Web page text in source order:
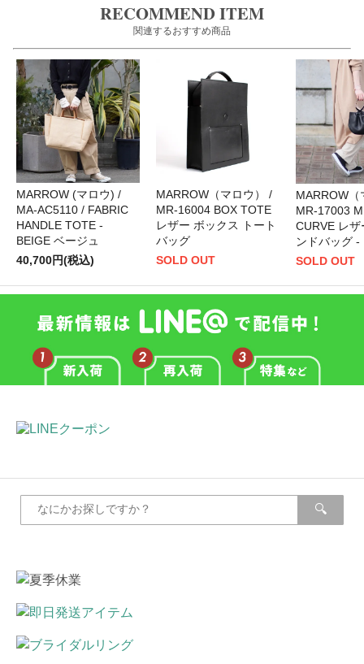
RECOMMEND ITEM
関連するおすすめ商品
MARROW (マロウ) /
MA-AC5110 / FABRIC
HANDLE TOTE -
BEIGE ベージュ
40,700円(税込)
MARROW（マロウ） /
MR-16004 BOX TOTE
レザー ボックス トート
バッグ
SOLD OUT
MARROW（
MR-17003
CURVE レザ
ンドバッグ -
SOLD OUT